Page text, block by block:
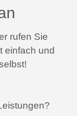
rufen Sie
einfach und